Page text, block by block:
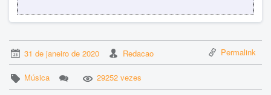
31 de janeiro de 2020 Redacao Permalink
Música 29252 vezes